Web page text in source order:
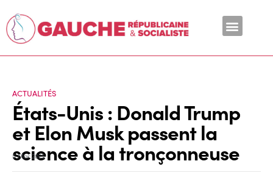
ACTUALITÉS
États-Unis : Donald Trump
et Elon Musk passent la
science à la tronçonneuse
5 Mar 2025